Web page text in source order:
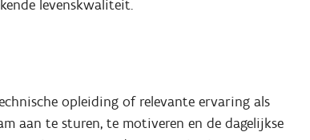
levenskwaliteit.
opleiding of relevante ervaring als
aan te sturen, te motiveren en de dagelijkse